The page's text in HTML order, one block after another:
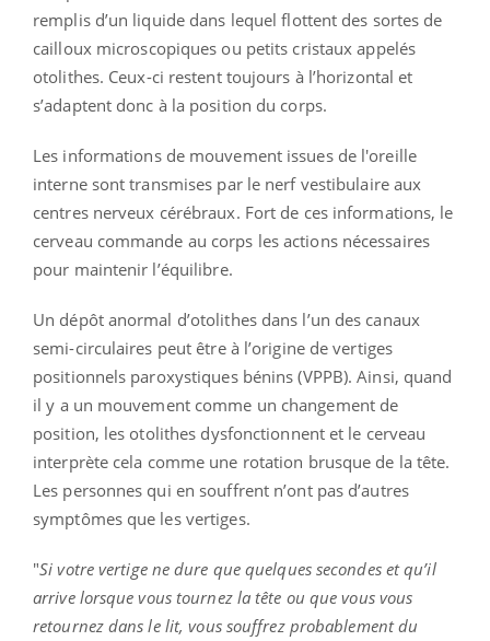
remplis d’un liquide dans lequel flottent des sortes de
cailloux microscopiques ou petits cristaux appelés
otolithes. Ceux-ci restent toujours à l’horizontal et
s’adaptent donc à la position du corps.
Les informations de mouvement issues de l'oreille
interne sont transmises par le nerf vestibulaire aux
centres nerveux cérébraux. Fort de ces informations, le
cerveau commande au corps les actions nécessaires
pour maintenir l’équilibre.
Un dépôt anormal d’otolithes dans l’un des canaux
semi-circulaires peut être à l’origine de vertiges
positionnels paroxystiques bénins (VPPB). Ainsi, quand
il y a un mouvement comme un changement de
position, les otolithes dysfonctionnent et le cerveau
interprète cela comme une rotation brusque de la tête.
Les personnes qui en souffrent n’ont pas d’autres
symptômes que les vertiges.
"Si votre vertige ne dure que quelques secondes et qu’il
arrive lorsque vous tournez la tête ou que vous vous
retournez dans le lit, vous souffrez probablement du